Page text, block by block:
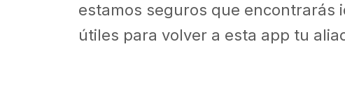
estamos seguros que encontrarás
útiles para volver a esta app tu